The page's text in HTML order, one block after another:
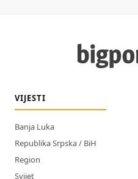
VIJESTI
Banja Luka
Republika Srpska / BiH
Region
Svijet